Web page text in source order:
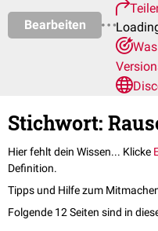
Bearbeiten
Stichwort:
Hier fehlt dein Wissen... Klicke
Definition.
Tipps und Hilfe zum
Folgende 12 Seiten sind in